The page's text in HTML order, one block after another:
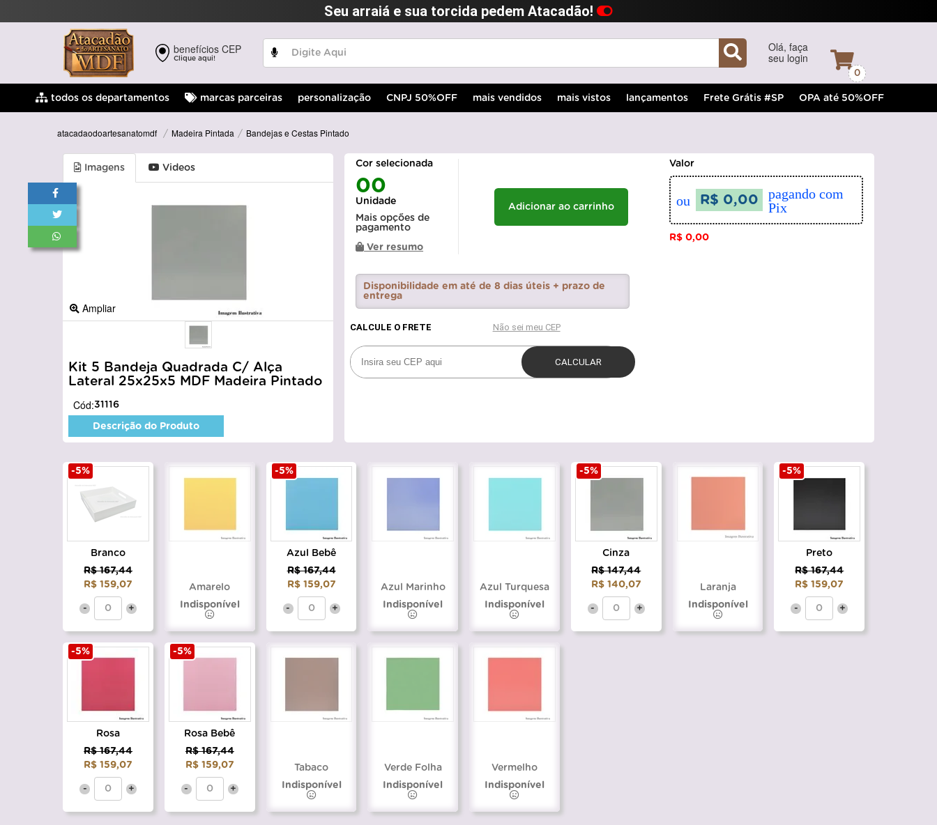
Seu arraiá e sua torcida pedem Atacadão!
benefícios CEP
Clique aqui!
Olá, faça
seu login
0
todos os departamentos marcas parceiras personalização CNPJ 50%OFF mais vendidos mais vistos lançamentos Frete Grátis #SP OPA até 50%OFF
atacadaodoartesanatomdf Madeira Pintada Bandejas e Cestas Pintado
Imagens Videos
Ampliar
Kit 5 Bandeja Quadrada C/ Alça
Lateral 25x25x5 MDF Madeira Pintado
Cód:31116
Descrição do Produto
Cor selecionada
00
Unidade
Mais opções de
pagamento
Ver resumo
Adicionar ao carrinho
Valor
ou R$ 0,00
pagando com
Pix
R$ 0,00
Disponibilidade em até de 8 dias úteis + prazo de
entrega
Branco
R$ 167,44
R$ 159,07
- +
-5%
Amarelo
Indisponível
Azul Bebê
R$ 167,44
R$ 159,07
- +
-5%
Azul Marinho
Indisponível
Azul Turquesa
Indisponível
Cinza
R$ 147,44
R$ 140,07
- +
-5%
Laranja
Indisponível
Preto
R$ 167,44
R$ 159,07
- +
-5%
Rosa
R$ 167,44
R$ 159,07
- +
-5%
Rosa Bebê
R$ 167,44
R$ 159,07
- +
-5%
Tabaco
Indisponível
Verde Folha
Indisponível
Vermelho
Indisponível